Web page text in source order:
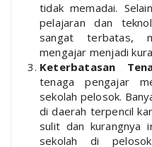
tidak memadai.
pelajaran dan
sangat terbatas,
mengajar menjadi
Keterbatasan
tenaga pengajar
sekolah pelosok.
di daerah terpencil
sulit dan kurangnya
sekolah di